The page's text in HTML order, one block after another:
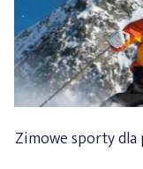
Zimowe sporty